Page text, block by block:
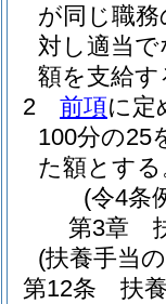
が同じ職
対し適当
額を支給
2
前項に定
100分の25
た額とす
(令4条
第3章
(扶養手当
第12条
扶